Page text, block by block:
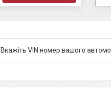
Вкажіть VIN номер вашого